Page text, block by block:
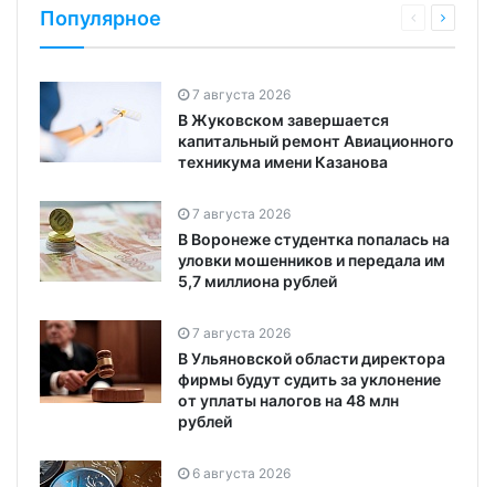
Популярное
7 августа 2026
В Жуковском завершается
капитальный ремонт Авиационного
техникума имени Казанова
7 августа 2026
В Воронеже студентка попалась на
уловки мошенников и передала им
5,7 миллиона рублей
7 августа 2026
В Ульяновской области директора
фирмы будут судить за уклонение
от уплаты налогов на 48 млн
рублей
6 августа 2026